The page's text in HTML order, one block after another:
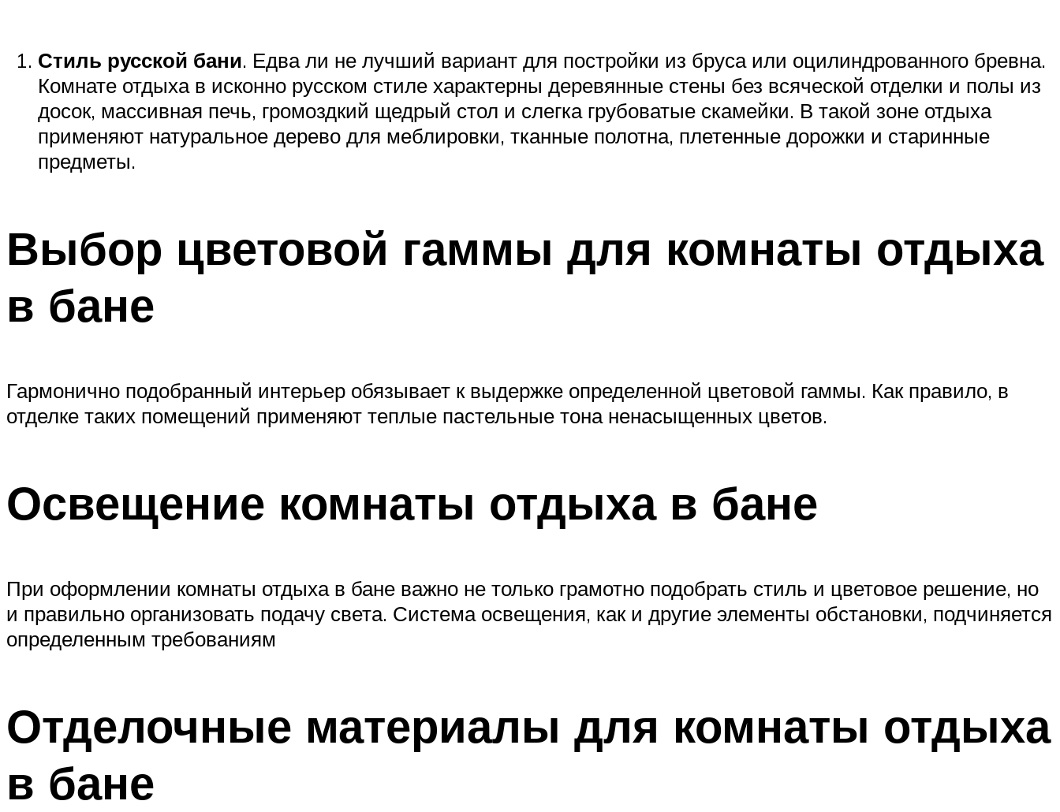
Стиль русской бани. Едва ли не лучший вариант для постройки из бруса или оцилиндрованного бревна.
Комнате отдыха в исконно русском стиле характерны деревянные стены без всяческой отделки и полы из
досок, массивная печь, громоздкий щедрый стол и слегка грубоватые скамейки. В такой зоне отдыха
применяют натуральное дерево для меблировки, тканные полотна, плетенные дорожки и старинные
предметы.
Выбор цветовой гаммы для комнаты отдыха
в бане
Гармонично подобранный интерьер обязывает к выдержке определенной цветовой гаммы. Как правило, в
отделке таких помещений применяют теплые пастельные тона ненасыщенных цветов.
Освещение комнаты отдыха в бане
При оформлении комнаты отдыха в бане важно не только грамотно подобрать стиль и цветовое решение, но
и правильно организовать подачу света. Система освещения, как и другие элементы обстановки, подчиняется
определенным требованиям
Отделочные материалы для комнаты отдыха
в бане